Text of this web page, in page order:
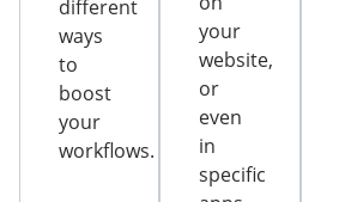
different
ways
to
boost
your
workflows.
your
website,
or
even
in
specific